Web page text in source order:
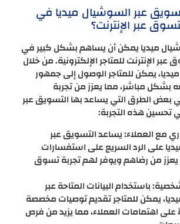
عبر السوشيال ميديا في
عبر الإنترنت؟
ميديا يمكن أن يساهم بشكل كبير في
الإنترنت للمتاجر الإلكترونية. من خلال
يمكن للمتاجر الوصول إلى جمهور
بشكل مباشر، مما يعزز من تجربة
بعض الطرق التي يساعد بها التسويق عبر
تحسين هذه التجربة:
مع العملاء: يساعد التسويق عبر
على الرد السريع على استفسارات
يعزز من رضاهم ويوفر لهم تجربة تسوق
باستخدام البيانات المتاحة عبر
يمكن للمتاجر تقديم توصيات مخصصة
على اهتمامات العملاء، مما يزيد من فرص